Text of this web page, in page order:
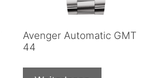
Avenger Automatic GMT
44